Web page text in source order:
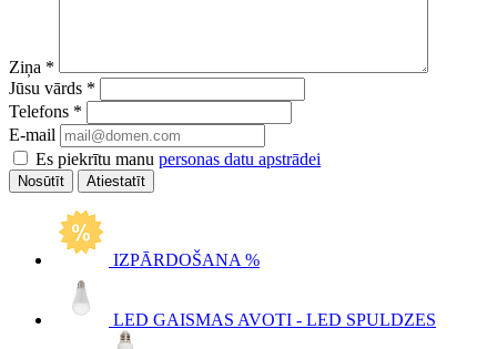
Ziņa *
Jūsu vārds *
Telefons *
E-mail
Es piekrītu manu personas datu apstrādei
Atiestatīt
IZPĀRDOŠANA %
LED GAISMAS AVOTI - LED SPULDZES